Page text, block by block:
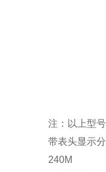
注：以上型
带表头显示
240M